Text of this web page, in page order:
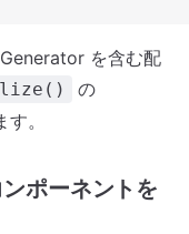
を含む配
の
。
ポーネントを